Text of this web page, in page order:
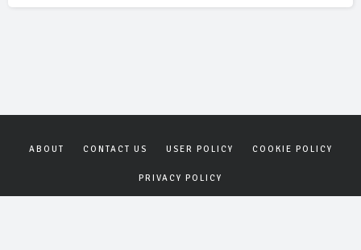
ABOUT CONTACT US USER POLICY COOKIE POLICY
PRIVACY POLICY